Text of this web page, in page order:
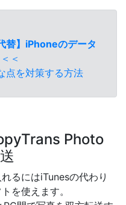
替】iPhoneのデータ
＜
点を対策する方法
Photo
るにはiTunesの代わり
を使えます。